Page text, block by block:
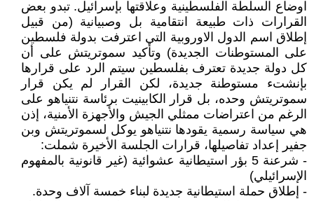
اوضاع السلطة الفلسطينية وعلاقتها بإسرائيل. تبدو بعض
القرارات ذات طبيعة انتقامية بل وصبيانية (من قبيل
إطلاق اسم الدول الاوروبية التي اعترفت بدولة فلسطين
على المستوطنات الجديدة) وتأكيد سموتريتش على أن
كل دولة جديدة تعترف بفلسطين سيتم الرد على قرارها
بإنشتء مستوطنة جديدة، لكن القرار لم يكن قرار
سموتريتش وحده، بل قرار الكابينيت برئاسة نتنياهو على
الرغم من اعتراضات ممثلي الجيش والأجهزة الأمنية، إذن
هي سياسة رسمية يقودها نتنياهو يوكل لسموتريتش وبن
جفير إعداد تفاصيلها، قرارات الجلسة الأخيرة شملت:
- شرعنة 5 بؤر استيطانية عشوائية (غير قانونية بالمفهوم
الإسرائيلي)
- إطلاق حملة استيطانية جديدة لبناء خمسة آلاف وحدة.